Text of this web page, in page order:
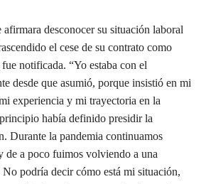
desconocer su situación laboral
el cese de su contrato como
notificada. “Yo estaba con el
desde que asumió, porque insistió en mi
experiencia y mi trayectoria en la
había definido presidir la
Durante la pandemia continuamos
de a poco fuimos volviendo a una
podría decir cómo está mi situación,